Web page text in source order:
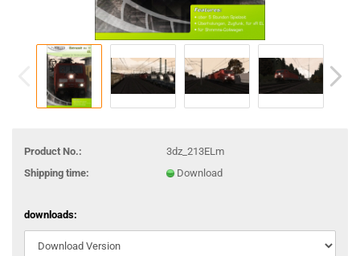
Product No.:
3dz_213ELm
Shipping time:
Download
downloads: